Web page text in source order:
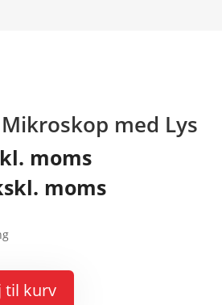
med Lys
moms
moms
til kurv